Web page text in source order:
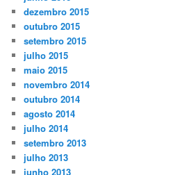
dezembro 2015
outubro 2015
setembro 2015
julho 2015
maio 2015
novembro 2014
outubro 2014
agosto 2014
julho 2014
setembro 2013
julho 2013
junho 2013